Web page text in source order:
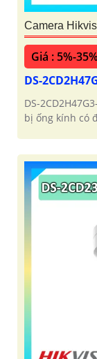
Camera
Giá : 5%-
DS-
DS-
bị ống kính có